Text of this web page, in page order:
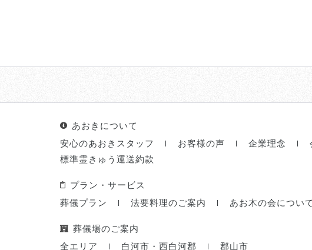
あおきについて
安心のあおきスタッフ
お客様の声 企業理念
標準霊きゅう運送約款
プラン・サービス
葬儀プラン
法要料理のご案内 あお木の会について
葬儀場のご案内
全エリア
白河市・西白河郡 郡山市